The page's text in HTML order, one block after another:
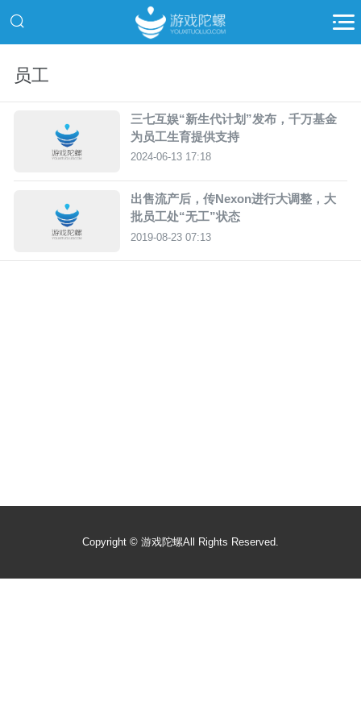
员工
三七互娱“新生代计划”发布，千万基金
为员工生育提供支持
2024-06-13 17:18
出售流产后，传Nexon进行大调整，大
批员工处“无工”状态
2019-08-23 07:13
Copyright © 游戏陀螺All Rights Reserved.